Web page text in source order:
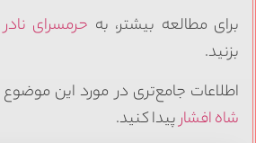
برای مطالعه بیشتر، به حرمسرای
بزنید.
اطلاعات جامع‌تری در مورد این موضوع
شاه افشارپیدا کنید.